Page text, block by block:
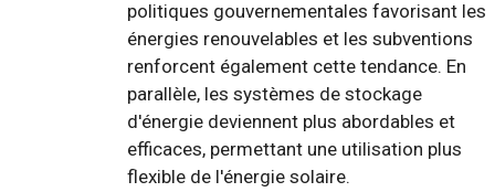
politiques gouvernementales favorisant les
énergies renouvelables et les subventions
renforcent également cette tendance. En
parallèle, les systèmes de stockage
d'énergie deviennent plus abordables et
efficaces, permettant une utilisation plus
flexible de l'énergie solaire.